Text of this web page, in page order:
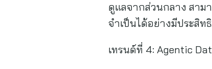
ดูแลจากส่วนกลาง สาม
จำเป็นได้อย่างมีประสิท
เทรนด์ที่ 4: Agentic